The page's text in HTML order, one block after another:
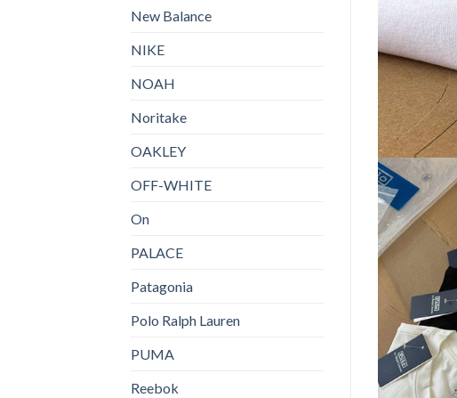
New Balance
NIKE
NOAH
Noritake
OAKLEY
OFF-WHITE
On
PALACE
Patagonia
Polo Ralph Lauren
PUMA
Reebok